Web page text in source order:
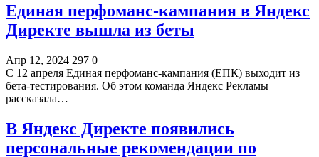
Единая перфоманс-кампания в Яндекс
Директе вышла из беты
Апр 12, 2024 297 0
С 12 апреля Единая перфоманс-кампания (ЕПК) выходит из
бета-тестирования. Об этом команда Яндекс Рекламы
рассказала…
В Яндекс Директе появились
персональные рекомендации по